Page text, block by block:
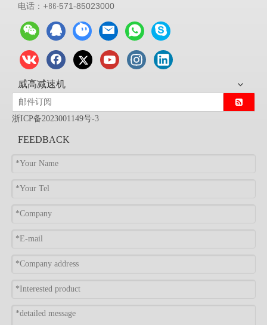
电话：+86-571-85023000
威高减速机
浙ICP备2023001149号-3
FEEDBACK